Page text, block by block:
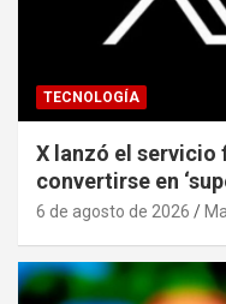
TECNOLOGÍA
X lanzó el servicio
convertirse en
6 de agosto de 2026